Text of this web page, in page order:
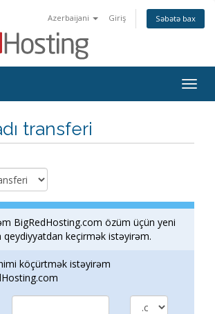
Azerbaijani Giriş Səbətə bax
transferi
BigRedHosting.com özüm üçün yeni
qeydiyyatdan keçirmək istəyirəm.
köçürtmək istəyirəm